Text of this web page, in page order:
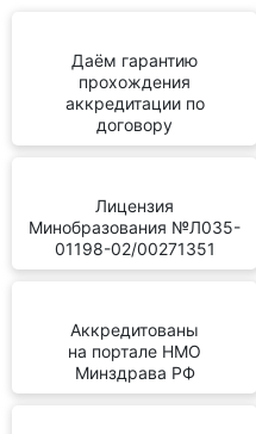
Даём гарантию
прохождения
аккредитации по
договору
Лицензия
Минобразования №Л035-
01198-02/00271351
Аккредитованы
на портале НМО
Минздрава РФ